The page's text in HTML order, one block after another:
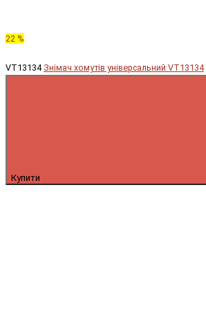
22 %
VT13134 Знімач хомутів універсальний VT13134
Купити